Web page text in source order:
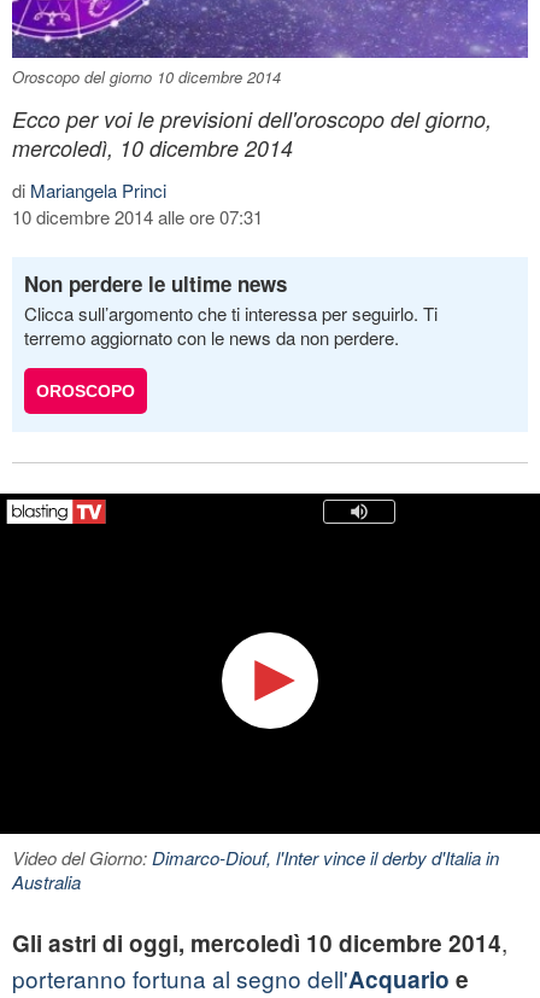
Oroscopo del giorno 10 dicembre 2014
Ecco per voi le previsioni dell'oroscopo del giorno,
mercoledì, 10 dicembre 2014
di Mariangela Princi
10 dicembre 2014 alle ore 07:31
Non perdere le ultime news
Clicca sull’argomento che ti interessa per seguirlo. Ti
terremo aggiornato con le news da non perdere.
OROSCOPO
Video del Giorno:Dimarco-Diouf, l'Inter vince il derby d'Italia in
Australia
Gli astri di oggi, mercoledì 10 dicembre 2014,
porteranno fortuna al segno dell'Acquario e